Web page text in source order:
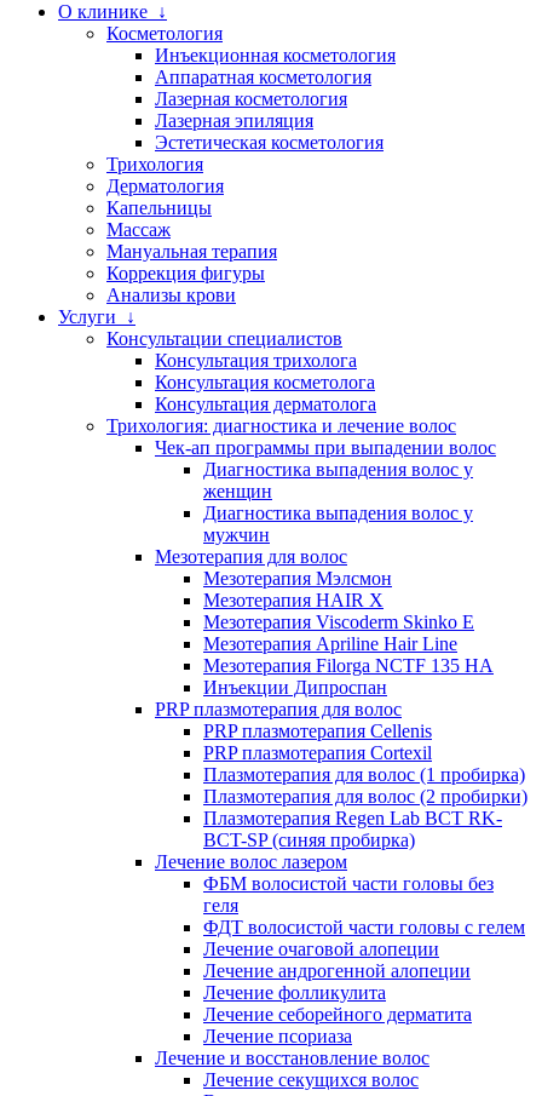
О клинике ↓
Косметология
Инъекционная косметология
Аппаратная косметология
Лазерная косметология
Лазерная эпиляция
Эстетическая косметология
Трихология
Дерматология
Капельницы
Массаж
Мануальная терапия
Коррекция фигуры
Анализы крови
Услуги ↓
Консультации специалистов
Консультация трихолога
Консультация косметолога
Консультация дерматолога
Трихология: диагностика и лечение волос
Чек-ап программы при выпадении волос
Диагностика выпадения волос у
женщин
Диагностика выпадения волос у
мужчин
Мезотерапия для волос
Мезотерапия Мэлсмон
Мезотерапия HAIR X
Мезотерапия Viscoderm Skinko E
Мезотерапия Apriline Hair Line
Мезотерапия Filorga NCTF 135 HA
Инъекции Дипроспан
PRP плазмотерапия для волос
PRP плазмотерапия Cellenis
PRP плазмотерапия Cortexil
Плазмотерапия для волос (1 пробирка)
Плазмотерапия для волос (2 пробирки)
Плазмотерапия Regen Lab BCT RK-
BCT-SP (синяя пробирка)
Лечение волос лазером
ФБМ волосистой части головы без
геля
ФДТ волосистой части головы с гелем
Лечение очаговой алопеции
Лечение андрогенной алопеции
Лечение фолликулита
Лечение себорейного дерматита
Лечение псориаза
Лечение и восстановление волос
Лечение секущихся волос